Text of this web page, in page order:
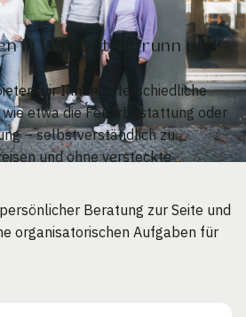
in Waldbüttelbrunn und
wir Ihnen unterschiedliche
etwa die Feuerbestattung oder
– selbstverständlich zu
und ohne versteckte
Beratung zur Seite und
organisatorischen Aufgaben für